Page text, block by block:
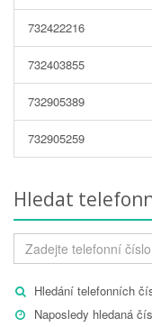
732422216
732403855
732905389
732905259
Hledat
Hledání telefonních
Naposledy hledaná